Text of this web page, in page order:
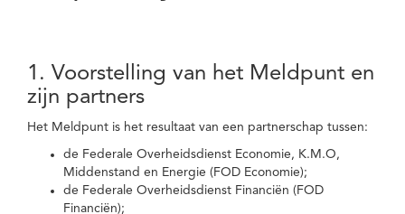
1. Voorstelling van het Meldpunt en
zijn partners
Het Meldpunt is het resultaat van een partnerschap tussen:
de Federale Overheidsdienst Economie, K.M.O,
Middenstand en Energie (FOD Economie);
de Federale Overheidsdienst Financiën (FOD
Financiën);